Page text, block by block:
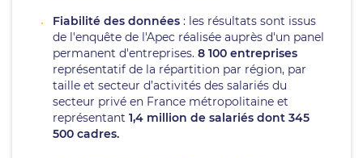
Fiabilité des données : les résultats sont issus
de l'enquête de l'Apec réalisée auprès d'un panel
permanent d'entreprises. 8 100 entreprises
représentatif de la répartition par région, par
taille et secteur d’activités des salariés du
secteur privé en France métropolitaine et
représentant 1,4 million de salariés dont 345
500 cadres.